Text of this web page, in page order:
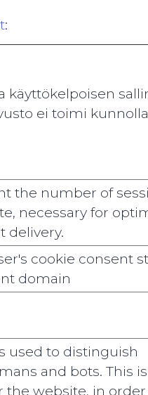
:
ei toimi
the number of
necessary for
delivery.
cookie consent
domain
used to distinguish
and bots. This is
the website, in